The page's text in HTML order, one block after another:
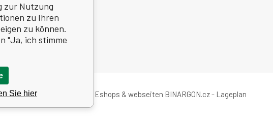
Eshops & webseiten BINARGON.cz- Lageplan
zur Nutzung
zu Ihren
zu können.
"Ja, ich stimme
Sie hier